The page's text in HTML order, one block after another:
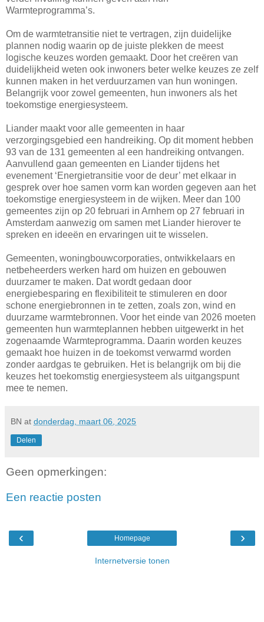
Warmteprogramma’s.
Om de warmtetransitie niet te vertragen, zijn duidelijke
plannen nodig waarin op de juiste plekken de meest
logische keuzes worden gemaakt. Door het creëren van
duidelijkheid weten ook inwoners beter welke keuzes ze zelf
kunnen maken in het verduurzamen van hun woningen.
Belangrijk voor zowel gemeenten, hun inwoners als het
toekomstige energiesysteem.
Liander maakt voor alle gemeenten in haar
verzorgingsgebied een handreiking. Op dit moment hebben
93 van de 131 gemeenten al een handreiking ontvangen.
Aanvullend gaan gemeenten en Liander tijdens het
evenement ‘Energietransitie voor de deur’ met elkaar in
gesprek over hoe samen vorm kan worden gegeven aan het
toekomstige energiesysteem in de wijken. Meer dan 100
gemeentes zijn op 20 februari in Arnhem op 27 februari in
Amsterdam aanwezig om samen met Liander hierover te
spreken en ideeën en ervaringen uit te wisselen.
Gemeenten, woningbouwcorporaties, ontwikkelaars en
netbeheerders werken hard om huizen en gebouwen
duurzamer te maken. Dat wordt gedaan door
energiebesparing en flexibiliteit te stimuleren en door
schone energiebronnen in te zetten, zoals zon, wind en
duurzame warmtebronnen. Voor het einde van 2026 moeten
gemeenten hun warmteplannen hebben uitgewerkt in het
zogenaamde Warmteprogramma. Daarin worden keuzes
gemaakt hoe huizen in de toekomst verwarmd worden
zonder aardgas te gebruiken. Het is belangrijk om bij die
keuzes het toekomstig energiesysteem als uitgangspunt
mee te nemen.
BN at donderdag, maart 06, 2025
Delen
Geen opmerkingen:
Een reactie posten
‹ ›
Homepage
Internetversie tonen